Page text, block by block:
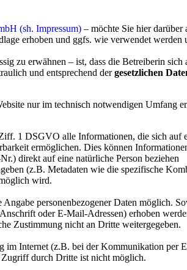
(sh. Impressum)– möchte Sie hier darüber
erhoben und ggfs. wie verwendet werden
zu erwähnen – ist, dass die Betreiberin
und entsprechend dergesetzlichen
nur im technisch notwendigen Umfang
1 DSGVO alle Informationen, die sich auf
ermöglichen. Dies können
direkt auf eine natürliche Person beziehen
(z.B. Metadaten wie die spezifische
wird.
personenbezogener Daten möglich.
oder E-Mail-Adressen) erhoben
Zustimmung nicht an Dritte weitergegeben.
im Internet (z.B. bei der Kommunikation per
durch Dritte ist nicht möglich.